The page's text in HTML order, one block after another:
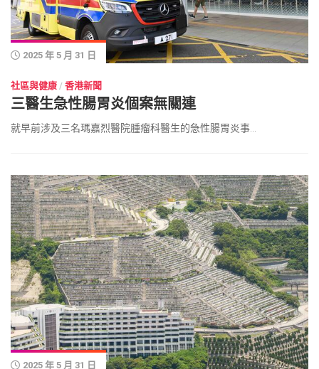
2025 年 5 月 31 日
社區與健康 / 香港新聞
三醫生急性腸胃炎個案無關連
就早前涉及三名瑪嘉烈醫院腫瘤科醫生的急性腸胃炎事...
2025 年 5 月 31 日